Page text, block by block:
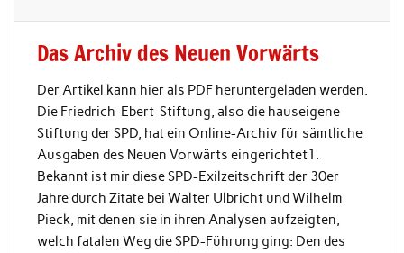
Das Archiv des Neuen Vorwärts
Der Artikel kann hier als PDF heruntergeladen werden.
Die Friedrich-Ebert-Stiftung, also die hauseigene
Stiftung der SPD, hat ein Online-Archiv für sämtliche
Ausgaben des Neuen Vorwärts eingerichtet1.
Bekannt ist mir diese SPD-Exilzeitschrift der 30er
Jahre durch Zitate bei Walter Ulbricht und Wilhelm
Pieck, mit denen sie in ihren Analysen aufzeigten,
welch fatalen Weg die SPD-Führung ging: Den des